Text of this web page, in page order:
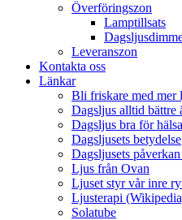
Överföringszon
Lamptillsats
Leveranszon
Kontakta oss
Länkar
Bli friskare med mer
Dagsljus alltid bättre
Dagsljus bra för
Dagsljusets betydelse
Dagsljusets
Ljus från Ovan
Ljuset styr vår inre
Ljusterapi
Solatube